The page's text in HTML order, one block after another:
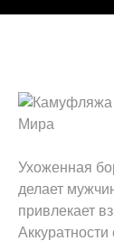
Ухоженная
делает
привлекает